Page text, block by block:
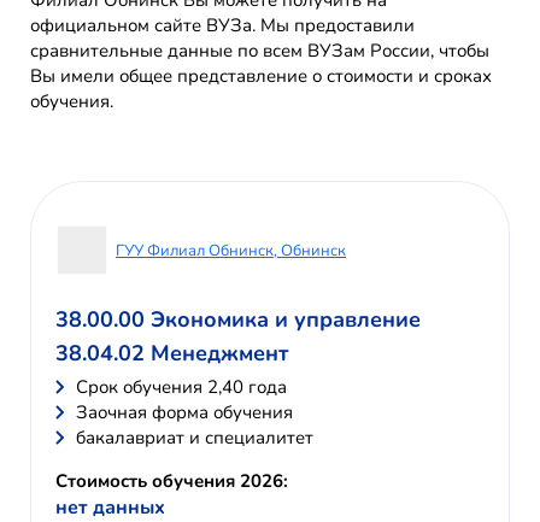
официальном сайте ВУЗа. Мы предоставили
сравнительные данные по всем ВУЗам России, чтобы
Вы имели общее представление о стоимости и сроках
обучения.
ГУУ Филиал Обнинск, Обнинск
38.00.00 Экономика и управление
38.04.02 Менеджмент
Cрок обучения 2,40 года
Заочная форма обучения
бакалавриат и специалитет
Стоимость обучения 2026:
нет данных